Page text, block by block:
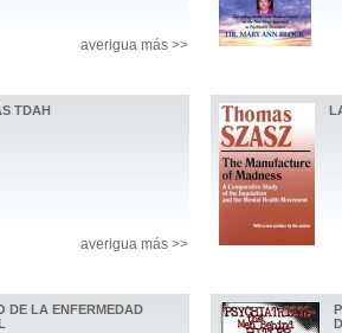
averigua más >>
TDAH
averigua más >>
DE LA ENFERMEDAD